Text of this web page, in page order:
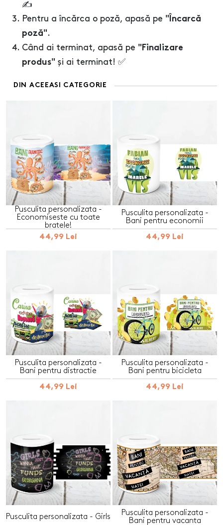
✍️
Pentru a încărca o poză, apasă pe "Încarcă
poză".
Când ai terminat, apasă pe "Finalizare
produs" și ai terminat! ✅
DIN ACEEASI CATEGORIE
Pusculita personalizata -
Economiseste cu toate
bratele!
44,99 Lei
Pusculita personalizata -
Bani pentru economii
44,99 Lei
Pusculita personalizata -
Bani pentru distractie
44,99 Lei
Pusculita personalizata -
Bani pentru bicicleta
44,99 Lei
Pusculita personalizata - Girls
Pusculita personalizata -
Bani pentru vacanta